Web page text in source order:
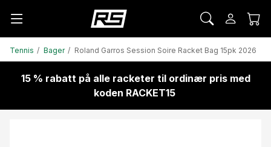
Tennis Bager Roland Garros Session Soire Racket Bag 15pk 2026
15 % rabatt på alle racketer til ordinær pris med
koden RACKET15